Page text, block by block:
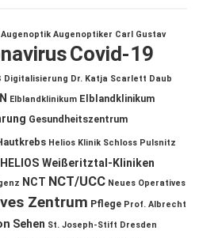
Augenoptik Augenoptiker Carl Gustav
Covid-19
Digitalisierung Dr. Katja Scarlett Daub
Elblandklinikum Elblandklinikum
Gesundheitszentrum
Helios Klinik Schloss Pulsnitz
HELIOS Weißeritztal-Kliniken
NCT NCT/UCC Neues Operatives
Zentrum Pflege Prof. Albrecht
Sehen St. Joseph-Stift Dresden